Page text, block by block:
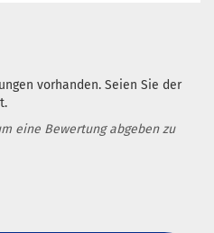
vorhanden. Seien Sie der
eine Bewertung abgeben zu